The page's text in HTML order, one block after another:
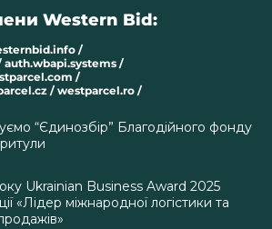
Western Bid:
/
/
/
/ westparcel.ro /
“Єдинозбір” Благодійного фонду
Ukrainian Business Award 2025
«Лідер міжнародної логістики та